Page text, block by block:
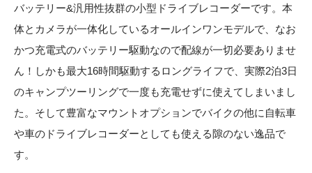
バッテリー&汎用性抜群の小型ドライブレコーダーです。本
体とカメラが一体化しているオールインワンモデルで、なお
かつ充電式のバッテリー駆動なので配線が一切必要ありませ
ん！しかも最大16時間駆動するロングライフで、実際2泊3日
のキャンプツーリングで一度も充電せずに使えてしまいまし
た。そして豊富なマウントオプションでバイクの他に自転車
や車のドライブレコーダーとしても使える隙のない逸品で
す。